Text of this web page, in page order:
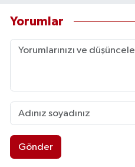
Yorumlar
Gönder